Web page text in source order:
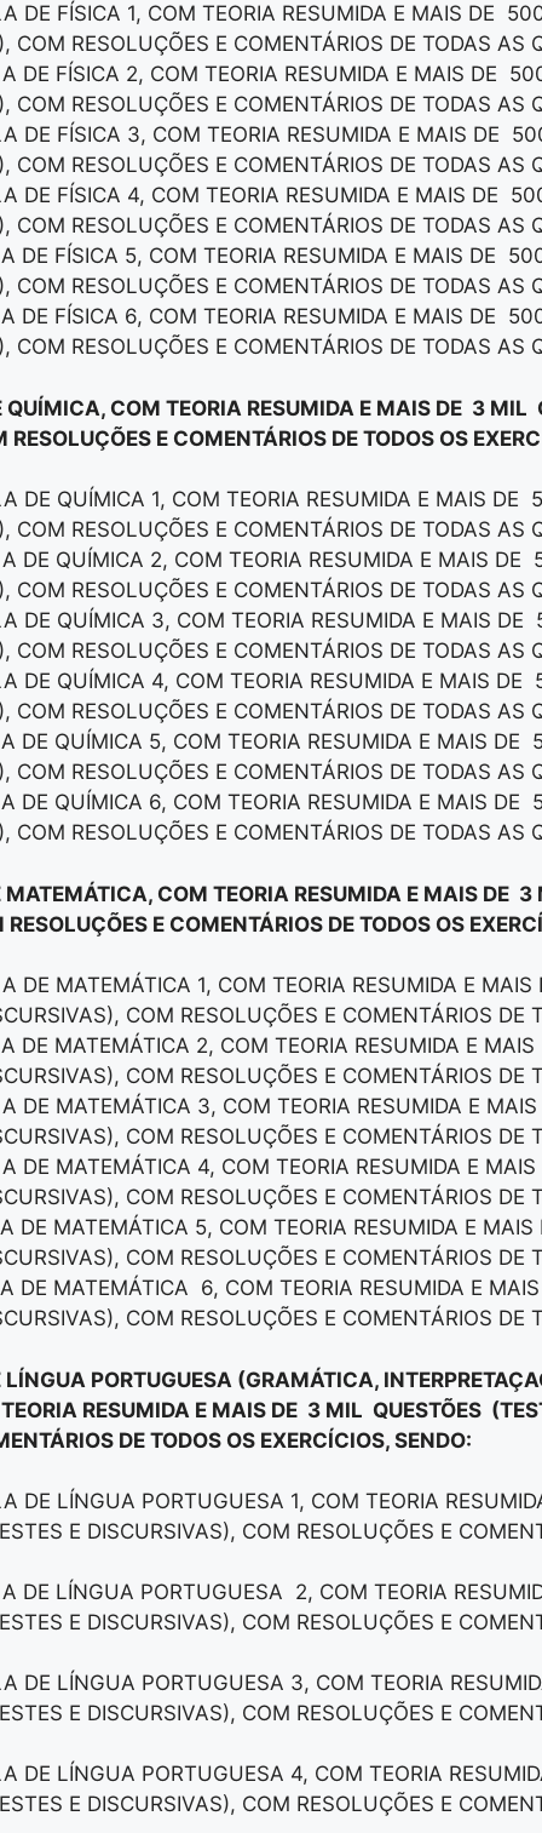
DE FÍSICA 1, COM TEORIA RESUMIDA E MAIS DE
COM RESOLUÇÕES E COMENTÁRIOS DE TODAS AS
DE FÍSICA 2, COM TEORIA RESUMIDA E MAIS DE
COM RESOLUÇÕES E COMENTÁRIOS DE TODAS AS
DE FÍSICA 3, COM TEORIA RESUMIDA E MAIS DE
COM RESOLUÇÕES E COMENTÁRIOS DE TODAS AS
DE FÍSICA 4, COM TEORIA RESUMIDA E MAIS DE
COM RESOLUÇÕES E COMENTÁRIOS DE TODAS AS
DE FÍSICA 5, COM TEORIA RESUMIDA E MAIS DE
COM RESOLUÇÕES E COMENTÁRIOS DE TODAS AS
DE FÍSICA 6, COM TEORIA RESUMIDA E MAIS DE
COM RESOLUÇÕES E COMENTÁRIOS DE TODAS AS
COM TEORIA RESUMIDA E MAIS DE 3 MIL
E COMENTÁRIOS DE TODOS OS
DE QUÍMICA 1, COM TEORIA RESUMIDA E MAIS DE
COM RESOLUÇÕES E COMENTÁRIOS DE TODAS AS
DE QUÍMICA 2, COM TEORIA RESUMIDA E MAIS DE
COM RESOLUÇÕES E COMENTÁRIOS DE TODAS AS
DE QUÍMICA 3, COM TEORIA RESUMIDA E MAIS DE
COM RESOLUÇÕES E COMENTÁRIOS DE TODAS AS
DE QUÍMICA 4, COM TEORIA RESUMIDA E MAIS DE
COM RESOLUÇÕES E COMENTÁRIOS DE TODAS AS
DE QUÍMICA 5, COM TEORIA RESUMIDA E MAIS DE
COM RESOLUÇÕES E COMENTÁRIOS DE TODAS AS
DE QUÍMICA 6, COM TEORIA RESUMIDA E MAIS DE
COM RESOLUÇÕES E COMENTÁRIOS DE TODAS AS
COM TEORIA RESUMIDA E MAIS DE 3
E COMENTÁRIOS DE TODOS OS
DE MATEMÁTICA 1, COM TEORIA RESUMIDA E
COM RESOLUÇÕES E COMENTÁRIOS DE
DE MATEMÁTICA 2, COM TEORIA RESUMIDA E
COM RESOLUÇÕES E COMENTÁRIOS DE
DE MATEMÁTICA 3, COM TEORIA RESUMIDA E
COM RESOLUÇÕES E COMENTÁRIOS DE
DE MATEMÁTICA 4, COM TEORIA RESUMIDA E
COM RESOLUÇÕES E COMENTÁRIOS DE
DE MATEMÁTICA 5, COM TEORIA RESUMIDA E
COM RESOLUÇÕES E COMENTÁRIOS DE
DE MATEMÁTICA 6, COM TEORIA RESUMIDA E
COM RESOLUÇÕES E COMENTÁRIOS DE
PORTUGUESA (GRAMÁTICA,
RESUMIDA E MAIS DE 3 MIL QUESTÕES
DE TODOS OS EXERCÍCIOS, SENDO:
DE LÍNGUA PORTUGUESA 1, COM TEORIA
E DISCURSIVAS), COM RESOLUÇÕES E
DE LÍNGUA PORTUGUESA 2, COM TEORIA
E DISCURSIVAS), COM RESOLUÇÕES E
DE LÍNGUA PORTUGUESA 3, COM TEORIA
E DISCURSIVAS), COM RESOLUÇÕES E
DE LÍNGUA PORTUGUESA 4, COM TEORIA
E DISCURSIVAS), COM RESOLUÇÕES E